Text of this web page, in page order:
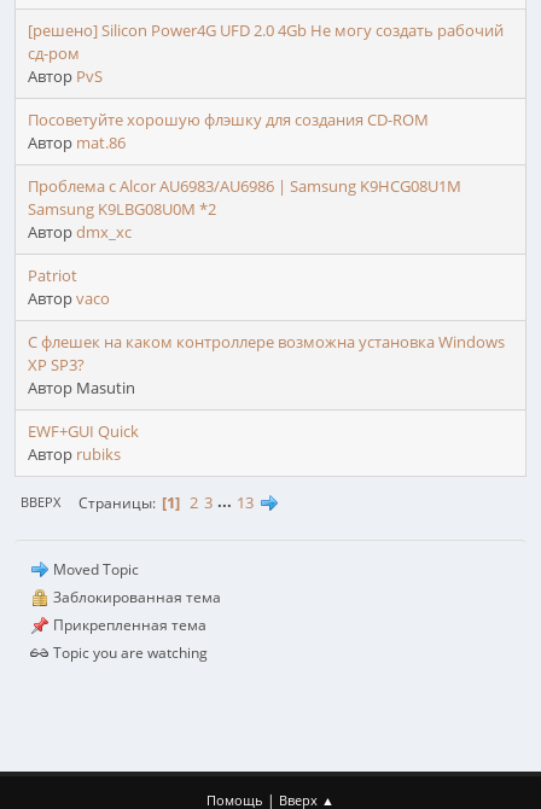
[решено] Silicon Power4G UFD 2.0 4Gb Не могу создать рабочий
сд-ром
Автор PvS
Посоветуйте хорошую флэшку для создания CD-ROM
Автор mat.86
Проблема с Alcor AU6983/AU6986 | Samsung K9HCG08U1M
Samsung K9LBG08U0M *2
Авторdmx_xc
Patriot
Авторvaco
С флешек на каком контроллере возможна установка Windows
XP SP3?
Автор Masutin
EWF+GUI Quick
Автор rubiks
ВВЕРХ Страницы 1 2 3 ... 13
Moved Topic
Заблокированная тема
Прикрепленная тема
Topic you are watching
Помощь | Вверх ▲